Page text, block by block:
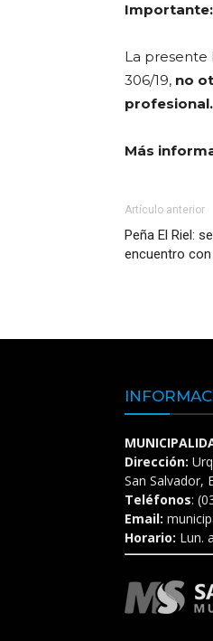
Importante:
La presente
306/19, no
profesional.
Más
Artículo anterior
Peña El Riel:
encuentro
Dirección:
San Salvador,
Teléfonos:
Email:
Horario: Lun.